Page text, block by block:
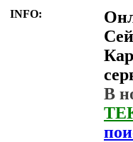
INFO:
В